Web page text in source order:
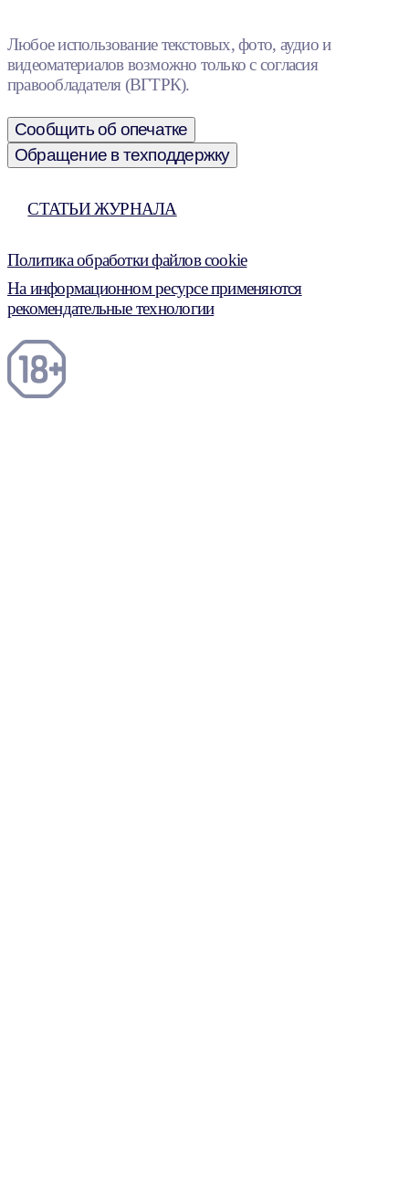
Любое использование текстовых, фото, аудио и
видеоматериалов возможно только с согласия
правообладателя (ВГТРК).
Сообщить об опечатке
Обращение в техподдержку
СТАТЬИ ЖУРНАЛА
Политика обработки файлов cookie
На информационном ресурсе применяются
рекомендательные технологии